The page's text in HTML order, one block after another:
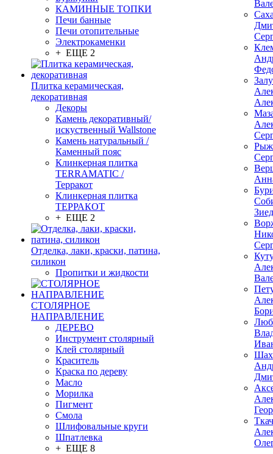
КАМИННЫЕ ТОПКИ
Печи банные
Печи отопительные
Электрокаменки
+ ЕЩЕ 2
Плитка керамическая,
декоративная
Декоры
Камень декоративный/
искуственный Wallstone
Камень натуральный /
Каменный пояс
Клинкерная плитка
TERRAMATIC /
Терракот
Клинкерная плитка
ТЕРРАКОТ
+ ЕЩЕ 2
Отделка, лаки, краски, патина,
силикон
Пропитки и жидкости
СТОЛЯРНОЕ
НАПРАВЛЕНИЕ
ДЕРЕВО
Инструмент столярный
Клей столярный
Краситель
Краска по дереву
Масло
Морилка
Пигмент
Смола
Шлифовальные круги
Шпатлевка
+ ЕЩЕ 8